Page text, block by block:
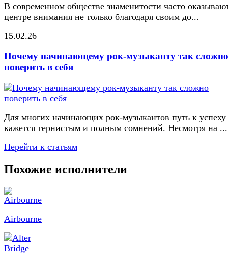
В современном обществе знаменитости часто
центре внимания не только благодаря своим до...
15.02.26
Почему начинающему рок-музыканту так сложно
поверить в себя
Для многих начинающих рок-музыкантов путь к успеху
кажется тернистым и полным сомнений. Несмотря на ...
Перейти к статьям
Похожие исполнители
Airbourne